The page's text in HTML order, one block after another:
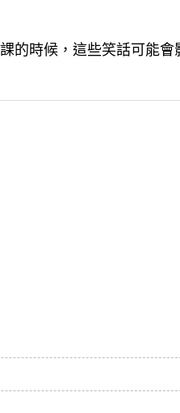
的時候，這些笑話可能會